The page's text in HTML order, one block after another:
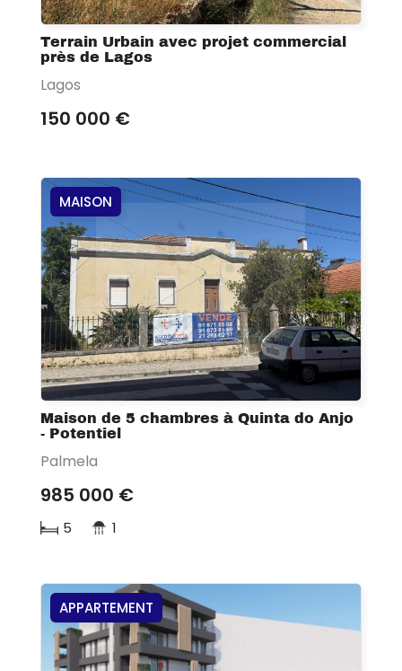
Terrain Urbain avec projet commercial
près de Lagos
Lagos
150 000 €
MAISON
Maison de 5 chambres à Quinta do Anjo
- Potentiel
Palmela
985 000 €
5 1
APPARTEMENT